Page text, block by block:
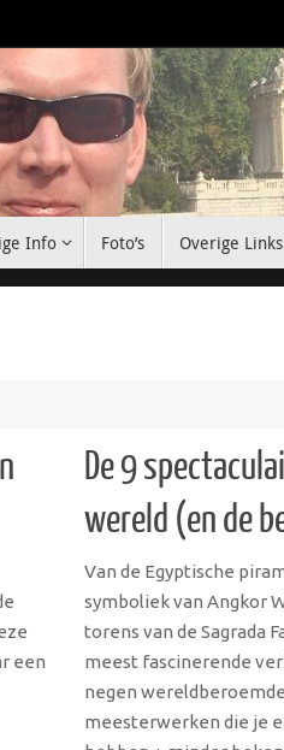
Info Foto’s Overige Links
een
De 9
wereld (en de
Van de Egyptische
symboliek van Angkor
torens van de Sagrada
meest fascinerende
negen
meesterwerken die je